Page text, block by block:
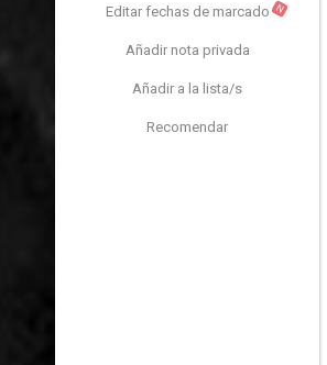
Editar fechas de marcado N
Añadir nota privada
Añadir a la lista/s
Recomendar